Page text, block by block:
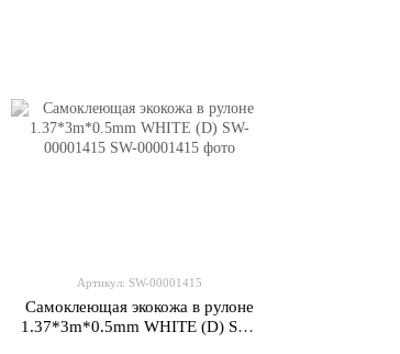
Артикул: SW-00001415
Самоклеющая экокожа в рулоне
1.37*3m*0.5mm WHITE (D) SW-